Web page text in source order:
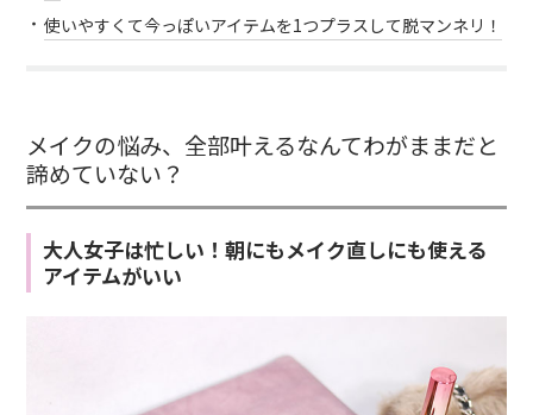
使いやすくて今っぽいアイテムを1つプラスして脱マンネリ！
メイクの悩み、全部叶えるなんてわがままだと
諦めていない？
大人女子は忙しい！朝にもメイク直しにも使える
アイテムがいい